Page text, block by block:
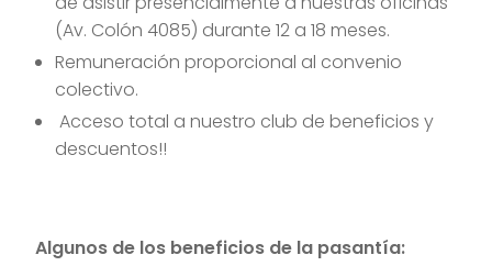
(Av. Colón 4085) durante 12 a 18 meses.
Remuneración proporcional al convenio
colectivo.
Acceso total a nuestro club de beneficios y
descuentos!!
Algunos de los beneficios de la pasantía: